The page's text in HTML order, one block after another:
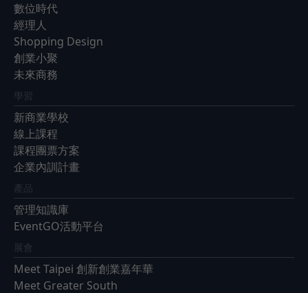
數位時代
經理人
Shopping Design
創業小聚
未來商務
學習
新商業學校
線上課程
課程團票方案
企業內訓計畫
產品
管理知識庫
EventGO活動平台
展會
Meet Taipei 創新創業嘉年華
Meet Greater South